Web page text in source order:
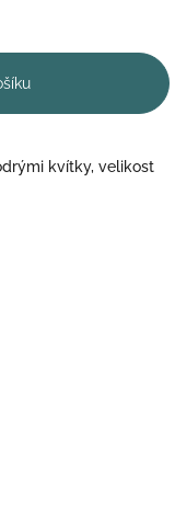
kvítky, velikost